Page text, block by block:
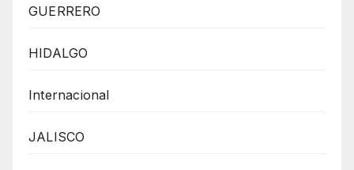
GUERRERO
HIDALGO
Internacional
JALISCO